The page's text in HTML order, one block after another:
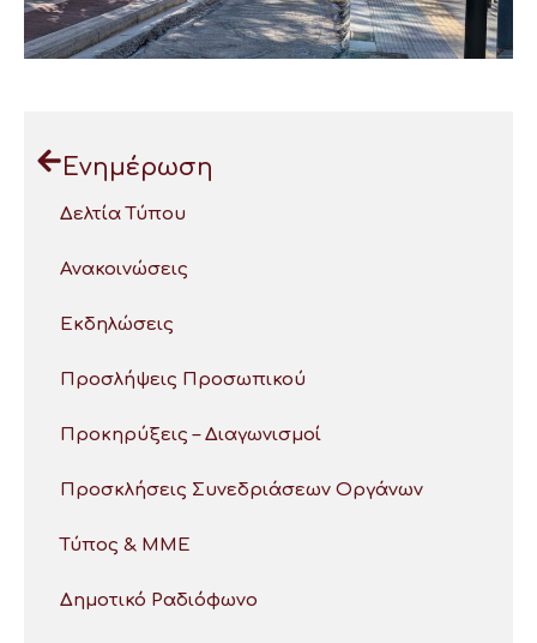
Ενημέρωση
Δελτία Τύπου
Ανακοινώσεις
Εκδηλώσεις
Προσλήψεις Προσωπικού
Προκηρύξεις – Διαγωνισμοί
Προσκλήσεις Συνεδριάσεων Οργάνων
Τύπος & ΜΜΕ
Δημοτικό Ραδιόφωνο